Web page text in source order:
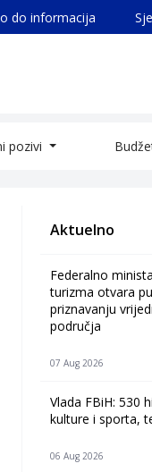
do informacija
pozivi
Aktuelno
Federalno
turizma otvara
priznavanju
područja
07 Aug 2026
Vlada FBiH: 530
kulture i sporta,
06 Aug 2026